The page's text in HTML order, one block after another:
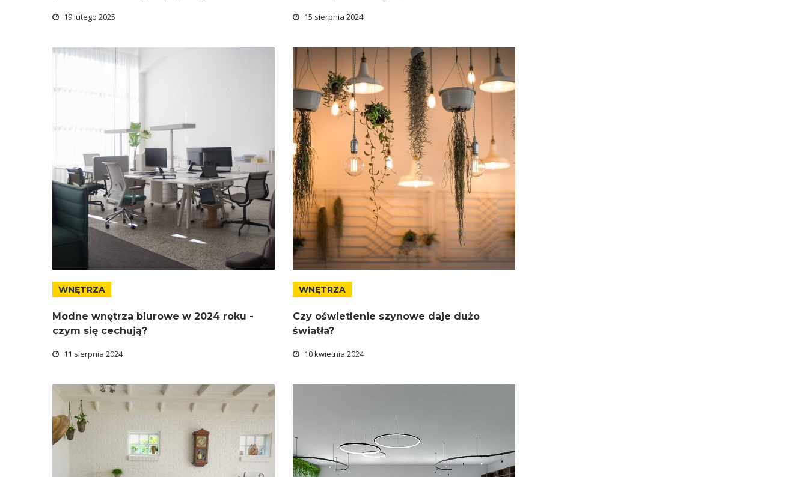
19 lutego 2025 15 sierpnia 2024
WNĘTRZA
Modne wnętrza biurowe w 2024 roku -
czym się cechują?
11 sierpnia 2024
WNĘTRZA
Czy oświetlenie szynowe daje dużo
światła?
10 kwietnia 2024